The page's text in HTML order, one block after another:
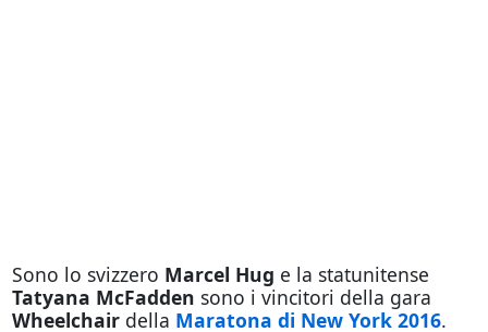
Sono lo svizzero Marcel Hug e la statunitense
Tatyana McFadden sono i vincitori della gara
Wheelchair della Maratona di New York 2016.